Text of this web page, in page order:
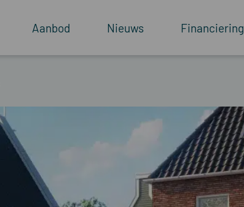
Aanbod Nieuws Financiering